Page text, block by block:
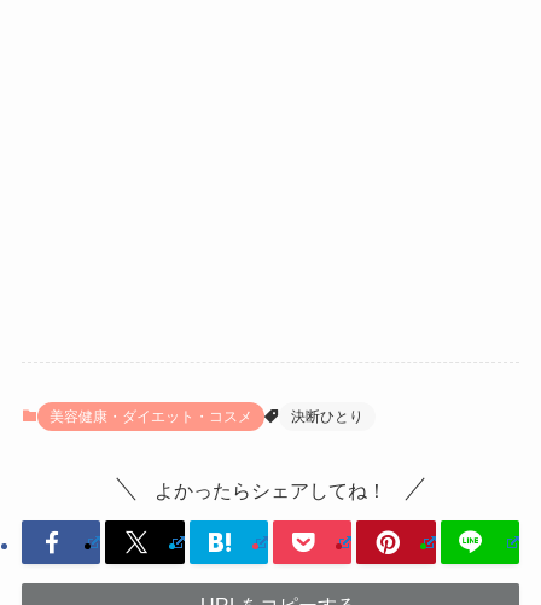
美容健康・ダイエット・コスメ 決断ひとり
よかったらシェアしてね！